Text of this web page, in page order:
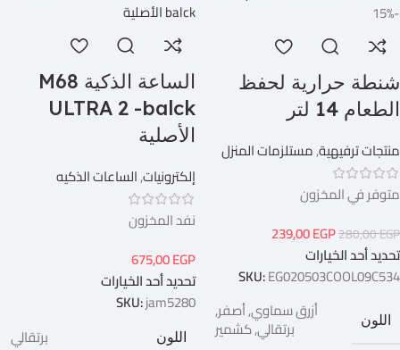
-15%
شنطة حرارية لحفظ
الطعام 14 لتر
منتجات ترفيهية,مستلزمات المنزل
متوفر في المخزون
280,00EGP
239,00EGP
تحديد أحد الخيارات
SKU:EG020503COOL09C534
اللون أزرق سماوي,أصفر,
برتقالي,كشمير
الساعة الذكية M68
ULTRA 2 -balck
الأصلية
إلكترونيات,الساعات الذكيه
نفد المخزون
675,00EGP
تحديد أحد الخيارات
SKU:jam5280
اللون برتقالي